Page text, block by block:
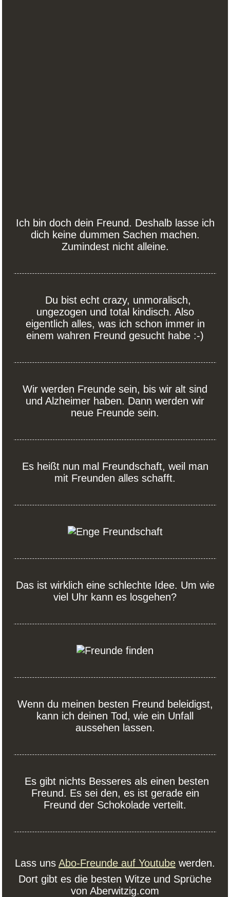
Ich bin doch dein Freund. Deshalb lasse ich
dich keine dummen Sachen machen.
Zumindest nicht alleine.
Du bist echt crazy, unmoralisch,
ungezogen und total kindisch. Also
eigentlich alles, was ich schon immer in
einem wahren Freund gesucht habe :-)
Wir werden Freunde sein, bis wir alt sind
und Alzheimer haben. Dann werden wir
neue Freunde sein.
Es heißt nun mal Freundschaft, weil man
mit Freunden alles schafft.
Das ist wirklich eine schlechte Idee. Um wie
viel Uhr kann es losgehen?
Wenn du meinen besten Freund beleidigst,
kann ich deinen Tod, wie ein Unfall
aussehen lassen.
Es gibt nichts Besseres als einen besten
Freund. Es sei den, es ist gerade ein
Freund der Schokolade verteilt.
Lass uns Abo-Freunde auf Youtube werden.
Dort gibt es die besten Witze und Sprüche
von Aberwitzig.com